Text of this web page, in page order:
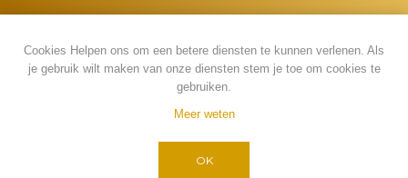
Copyright ; 2026 My Wish. Alle rechten
Cookies Helpen ons om een betere diensten te kunnen verlenen. Als
je gebruik wilt maken van onze diensten stem je toe om cookies te
gebruiken.
Meer weten
OK